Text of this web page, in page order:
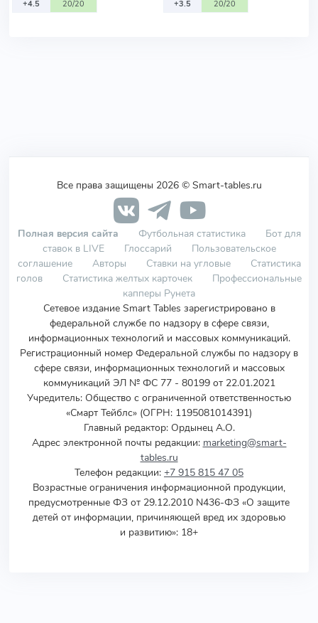
+4.5
20/20
+3.5
20/20
Все права защищены 2026 © Smart-tables.ru
Полная версия сайта Футбольная статистика
Бот для
ставок в LIVE
Глоссарий
Пользовательское
соглашение
Авторы Ставки на угловые
Статистика
голов
Статистика желтых карточек
Профессиональные
капперы Рунета
Сетевое издание Smart Tables зарегистрировано в
федеральной службе по надзору в сфере связи,
информационных технологий и массовых коммуникаций.
Регистрационный номер Федеральной службы по надзору в
сфере связи, информационных технологий и массовых
коммуникаций ЭЛ № ФС 77 - 80199 от 22.01.2021
Учредитель: Общество с ограниченной ответственностью
«Смарт Тейблс» (ОГРН: 1195081014391)
Главный редактор: Ордынец А.О.
Адрес электронной почты редакции: marketing@smart-
tables.ru
Телефон редакции: +7 915 815 47 05
Возрастные ограничения информационной продукции,
предусмотренные ФЗ от 29.12.2010 N436-ФЗ «О защите
детей от информации, причиняющей вред их здоровью
и развитию»: 18+